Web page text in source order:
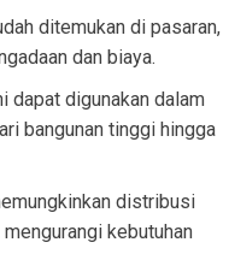
ditemukan di pasaran,
dan biaya.
dapat digunakan dalam
bangunan tinggi hingga
distribusi
kebutuhan